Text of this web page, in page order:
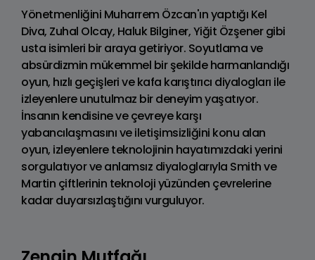
Yönetmenliğini Muharrem Özcan'ın yaptığı Kel
Diva, Zuhal Olcay, Haluk Bilginer, Yiğit Özşener gibi
usta isimleri bir araya getiriyor. Soyutlama ve
absürdizmin mükemmel bir şekilde harmanlandığı
oyun, hızlı geçişleri ve kafa karıştırıcı diyalogları ile
izleyenlere unutulmaz bir deneyim yaşatıyor.
İnsanın kendisine ve çevreye karşı
yabancılaşmasını ve iletişimsizliğini konu alan
oyun, izleyenlere teknolojinin hayatımızdaki yerini
sorgulatıyor ve anlamsız diyaloglarıyla Smith ve
Martin çiftlerinin teknoloji yüzünden çevrelerine
kadar duyarsızlaştığını vurguluyor.